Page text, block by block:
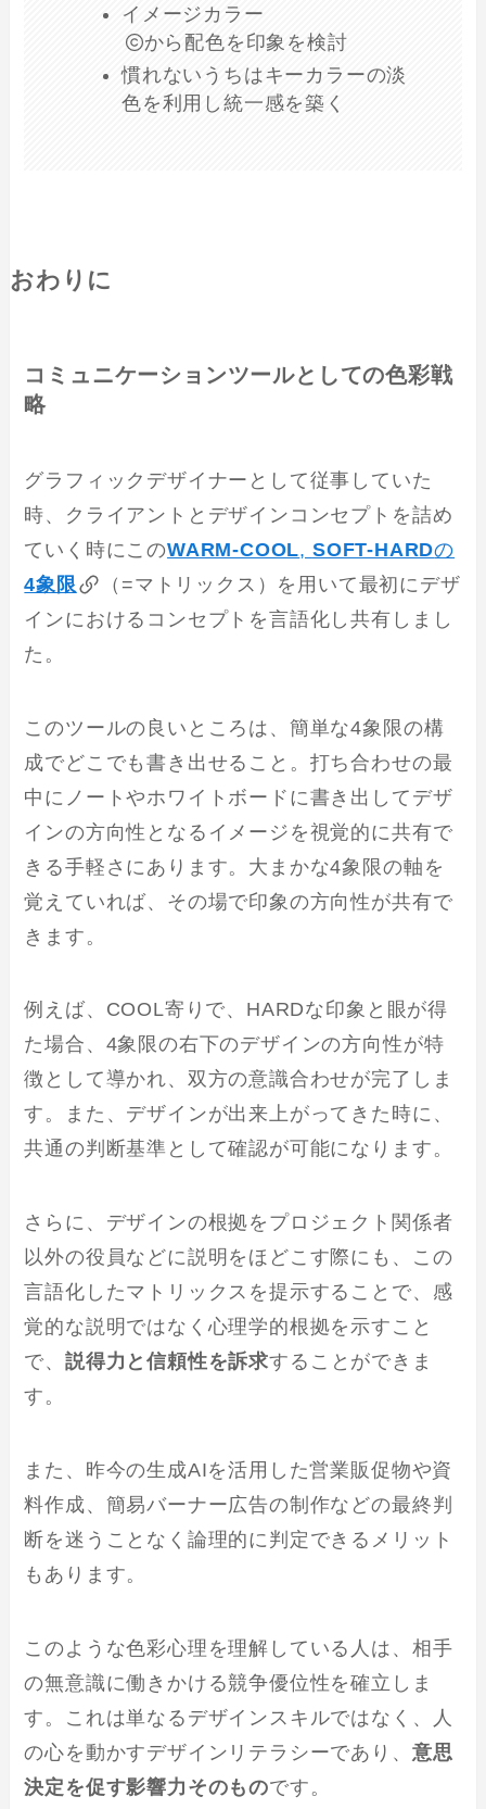
イメージカラー
から配色を印象を検討
慣れないうちはキーカラーの淡
色を利用し統一感を築く
おわりに
コミュニケーションツールとしての色彩戦
略
グラフィックデザイナーとして従事していた
時、クライアントとデザインコンセプトを詰め
ていく時にこのWARM-COOL, SOFT-HARDの
4象限
（=マトリックス）を用いて最初にデザ
インにおけるコンセプトを言語化し共有しまし
た。
このツールの良いところは、簡単な4象限の構
成でどこでも書き出せること。打ち合わせの最
中にノートやホワイトボードに書き出してデザ
インの方向性となるイメージを視覚的に共有で
きる手軽さにあります。大まかな4象限の軸を
覚えていれば、その場で印象の方向性が共有で
きます。
例えば、COOL寄りで、HARDな印象と眼が得
た場合、4象限の右下のデザインの方向性が特
徴として導かれ、双方の意識合わせが完了しま
す。また、デザインが出来上がってきた時に、
共通の判断基準として確認が可能になります。
さらに、デザインの根拠をプロジェクト関係者
以外の役員などに説明をほどこす際にも、この
言語化したマトリックスを提示することで、感
覚的な説明ではなく心理学的根拠を示すこと
で、説得力と信頼性を訴求することができま
す。
また、昨今の生成AIを活用した営業販促物や資
料作成、簡易バーナー広告の制作などの最終判
断を迷うことなく論理的に判定できるメリット
もあります。
このような色彩心理を理解している人は、相手
の無意識に働きかける競争優位性を確立しま
す。これは単なるデザインスキルではなく、人
の心を動かすデザインリテラシーであり、 意思
決定を促す影響力そのものです。